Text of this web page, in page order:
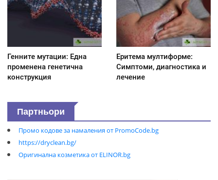
Генните мутации: Една
променена генетична
конструкция
Еритема мултиформе:
Симптоми, диагностика и
лечение
Партньори
Промо кодове за намаления от PromoCode.bg
https://dryclean.bg/
Оригинална козметика от ELINOR.bg